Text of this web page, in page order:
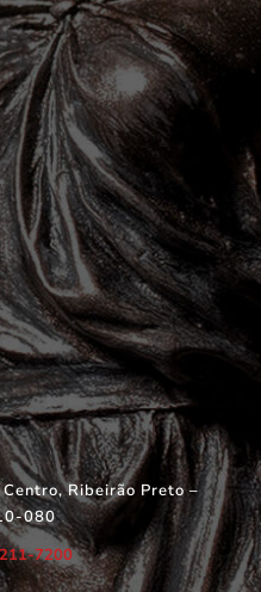
Ribeirão Preto –
080
7200